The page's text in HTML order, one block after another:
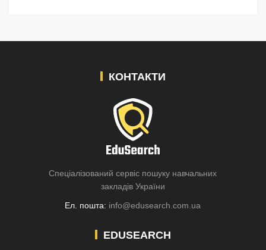
КОНТАКТИ
Спеціалізований сервіс пошуку навчальних
закладів України
Ел. пошта: info@edusearch.com.ua
EDUSEARCH